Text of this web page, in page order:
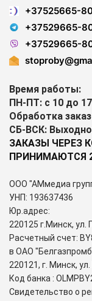
+37525665-
+37529665-
+37529665-
Время работы:
ПН-ПТ: с 10 до 17
Обработка
СБ-ВСК:
ЗАКАЗЫ ЧЕРЕЗ
ПРИНИМАЮТСЯ
ООО "АМмедиа
УНП: 193637436
Юр.адрес:
220125 г.Минск, ул.
Расчетный счет:
в ОАО
220121, г. Минск,
Код банка :
Свидетельство о